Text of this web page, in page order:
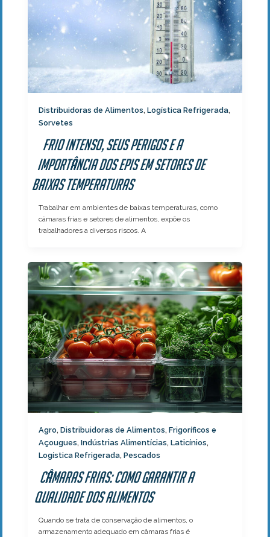
Distribuidoras de Alimentos, Logística Refrigerada,
Sorvetes
Frio Intenso, seus perigos e a
Importância dos EPIs em Setores de
Baixas Temperaturas
Trabalhar em ambientes de baixas temperaturas, como
câmaras frias e setores de alimentos, expõe os
trabalhadores a diversos riscos. A
Agro, Distribuidoras de Alimentos, Frigoríficos e
Açougues, Indústrias Alimentícias, Laticínios,
Logística Refrigerada, Pescados
Câmaras Frias: Como Garantir a
Qualidade dos Alimentos
Quando se trata de conservação de alimentos, o
armazenamento adequado em câmaras frias é